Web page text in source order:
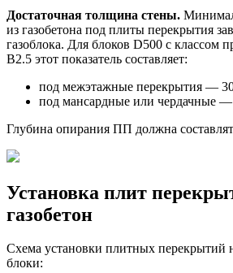
Достаточная толщина стены.
из газобетона под плиты перекрытия
газоблока. Для блоков D500 с классом
В2.5 этот показатель составляет:
под межэтажные перекрытия —
под мансардные или чердачные
Глубина опирания ПП должна
Установка плит
газобетон
Схема установки плитных перекрытий
блоки: